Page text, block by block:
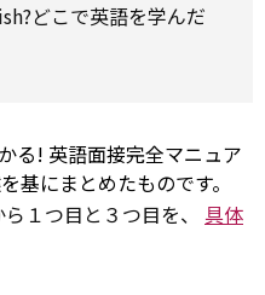
どこで英語を学んだ
る! 英語面接完全マニュア
基にまとめたものです。
１つ目と３つ目を、 具体